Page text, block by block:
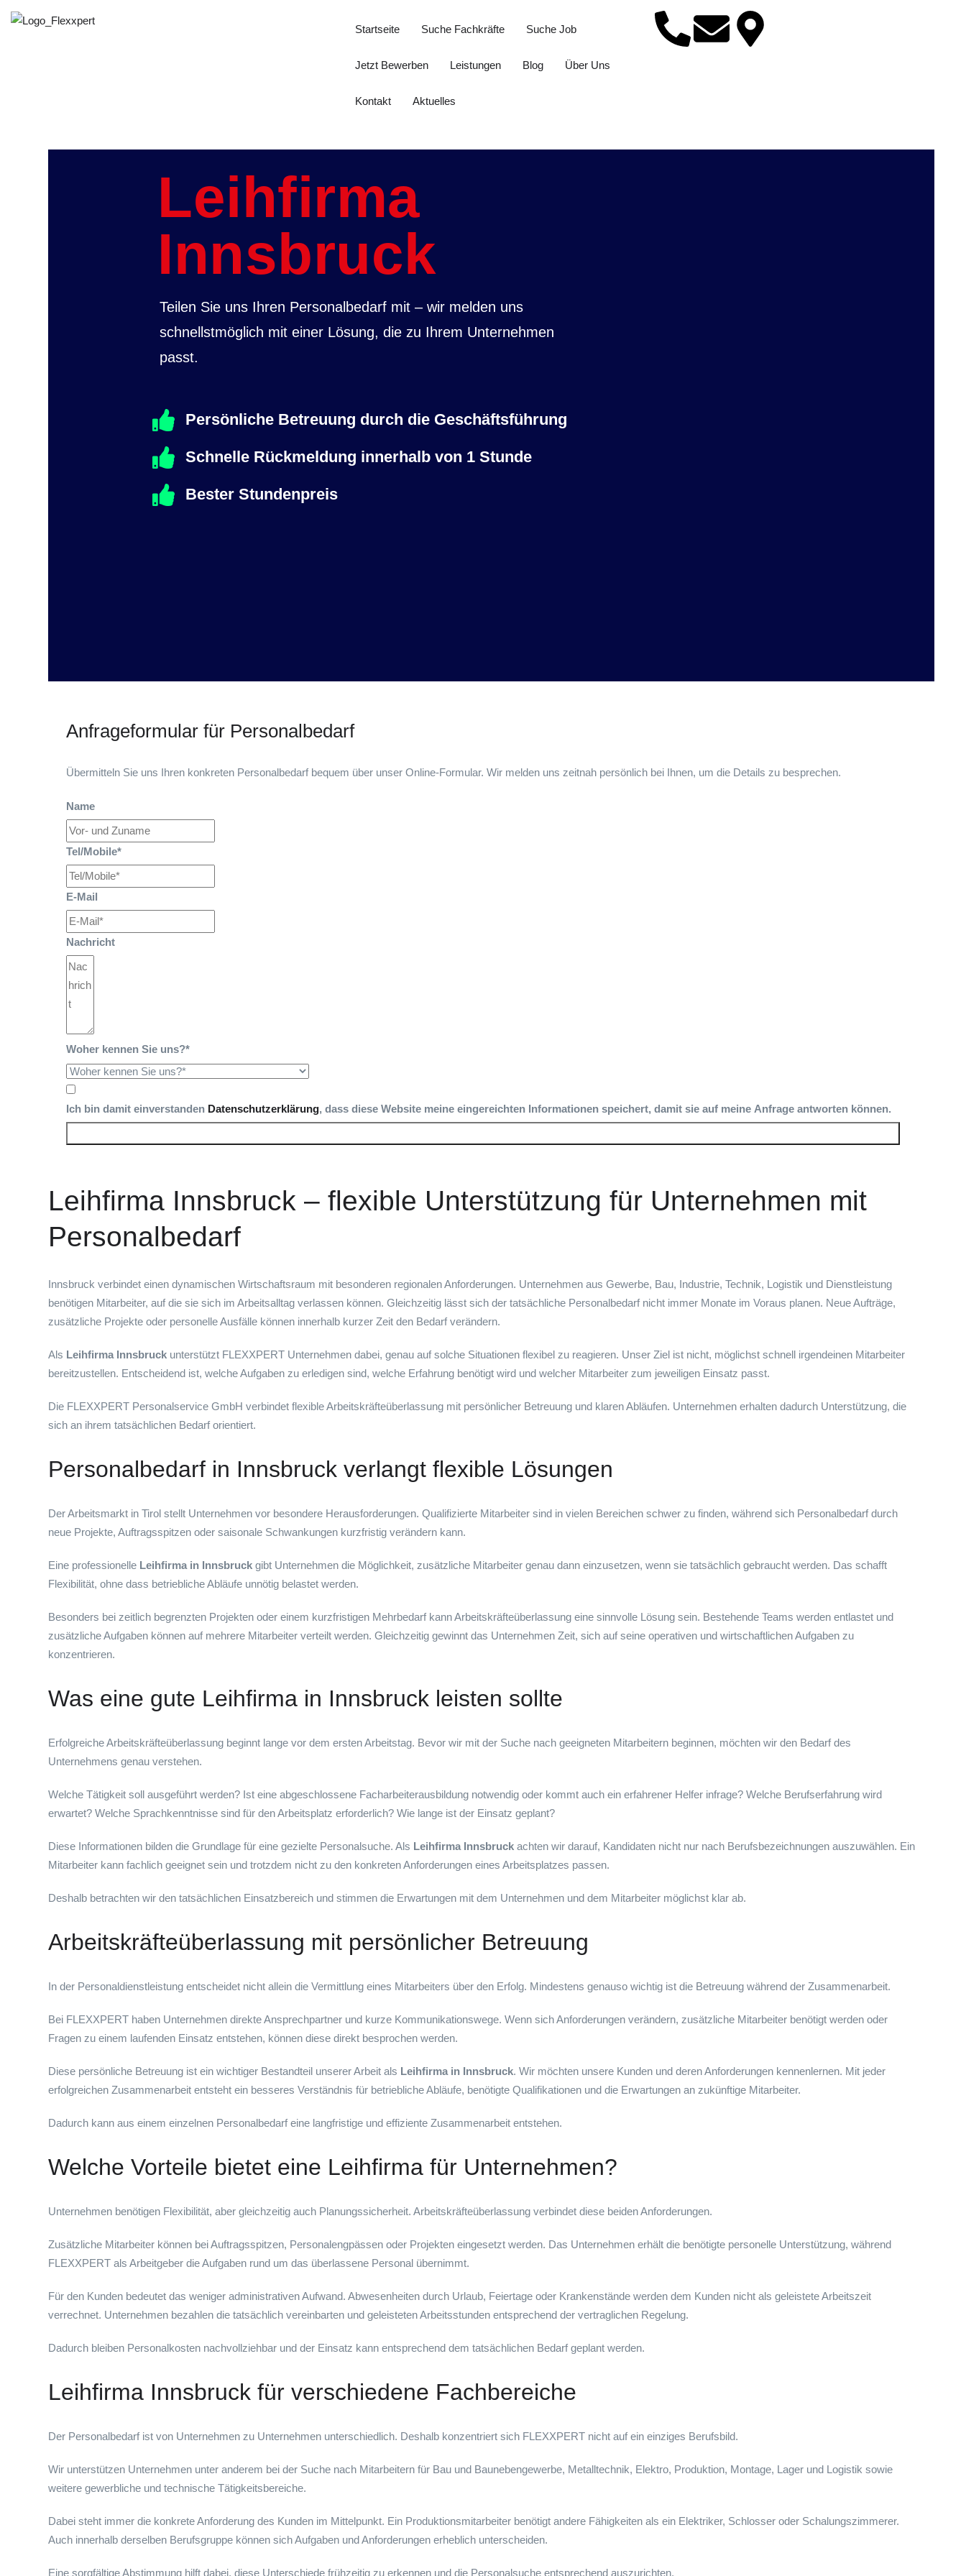
Startseite Suche Fachkräfte Suche Job
Jetzt Bewerben Leistungen Blog Über Uns
Kontakt Aktuelles
Leihfirma
Innsbruck
Teilen Sie uns Ihren Personalbedarf mit – wir melden uns
schnellstmöglich mit einer Lösung, die zu Ihrem Unternehmen
passt.
Persönliche Betreuung durch die Geschäftsführung
Schnelle Rückmeldung innerhalb von 1 Stunde
Bester Stundenpreis
Anfrageformular für Personalbedarf
Übermitteln Sie uns Ihren konkreten Personalbedarf bequem über unser Online-Formular. Wir melden uns zeitnah persönlich bei Ihnen, um die Details zu besprechen.
Name
Tel/Mobile*
E-Mail
Nachricht
Woher kennen Sie uns?*
Ich bin damit einverstanden Datenschutzerklärung, dass diese Website meine eingereichten Informationen speichert, damit sie auf meine Anfrage antworten können.
Leihfirma Innsbruck – flexible Unterstützung für Unternehmen mit
Personalbedarf
Innsbruck verbindet einen dynamischen Wirtschaftsraum mit besonderen regionalen Anforderungen. Unternehmen aus Gewerbe, Bau, Industrie, Technik, Logistik und Dienstleistung
benötigen Mitarbeiter, auf die sie sich im Arbeitsalltag verlassen können. Gleichzeitig lässt sich der tatsächliche Personalbedarf nicht immer Monate im Voraus planen. Neue Aufträge,
zusätzliche Projekte oder personelle Ausfälle können innerhalb kurzer Zeit den Bedarf verändern.
Als Leihfirma Innsbruck unterstützt FLEXXPERT Unternehmen dabei, genau auf solche Situationen flexibel zu reagieren. Unser Ziel ist nicht, möglichst schnell irgendeinen Mitarbeiter
bereitzustellen. Entscheidend ist, welche Aufgaben zu erledigen sind, welche Erfahrung benötigt wird und welcher Mitarbeiter zum jeweiligen Einsatz passt.
Die FLEXXPERT Personalservice GmbH verbindet flexible Arbeitskräfteüberlassung mit persönlicher Betreuung und klaren Abläufen. Unternehmen erhalten dadurch Unterstützung, die
sich an ihrem tatsächlichen Bedarf orientiert.
Personalbedarf in Innsbruck verlangt flexible Lösungen
Der Arbeitsmarkt in Tirol stellt Unternehmen vor besondere Herausforderungen. Qualifizierte Mitarbeiter sind in vielen Bereichen schwer zu finden, während sich Personalbedarf durch
neue Projekte, Auftragsspitzen oder saisonale Schwankungen kurzfristig verändern kann.
Eine professionelle Leihfirma in Innsbruck gibt Unternehmen die Möglichkeit, zusätzliche Mitarbeiter genau dann einzusetzen, wenn sie tatsächlich gebraucht werden. Das schafft
Flexibilität, ohne dass betriebliche Abläufe unnötig belastet werden.
Besonders bei zeitlich begrenzten Projekten oder einem kurzfristigen Mehrbedarf kann Arbeitskräfteüberlassung eine sinnvolle Lösung sein. Bestehende Teams werden entlastet und
zusätzliche Aufgaben können auf mehrere Mitarbeiter verteilt werden. Gleichzeitig gewinnt das Unternehmen Zeit, sich auf seine operativen und wirtschaftlichen Aufgaben zu
konzentrieren.
Was eine gute Leihfirma in Innsbruck leisten sollte
Erfolgreiche Arbeitskräfteüberlassung beginnt lange vor dem ersten Arbeitstag. Bevor wir mit der Suche nach geeigneten Mitarbeitern beginnen, möchten wir den Bedarf des
Unternehmens genau verstehen.
Welche Tätigkeit soll ausgeführt werden? Ist eine abgeschlossene Facharbeiterausbildung notwendig oder kommt auch ein erfahrener Helfer infrage? Welche Berufserfahrung wird
erwartet? Welche Sprachkenntnisse sind für den Arbeitsplatz erforderlich? Wie lange ist der Einsatz geplant?
Diese Informationen bilden die Grundlage für eine gezielte Personalsuche. Als Leihfirma Innsbruck achten wir darauf, Kandidaten nicht nur nach Berufsbezeichnungen auszuwählen. Ein
Mitarbeiter kann fachlich geeignet sein und trotzdem nicht zu den konkreten Anforderungen eines Arbeitsplatzes passen.
Deshalb betrachten wir den tatsächlichen Einsatzbereich und stimmen die Erwartungen mit dem Unternehmen und dem Mitarbeiter möglichst klar ab.
Arbeitskräfteüberlassung mit persönlicher Betreuung
In der Personaldienstleistung entscheidet nicht allein die Vermittlung eines Mitarbeiters über den Erfolg. Mindestens genauso wichtig ist die Betreuung während der Zusammenarbeit.
Bei FLEXXPERT haben Unternehmen direkte Ansprechpartner und kurze Kommunikationswege. Wenn sich Anforderungen verändern, zusätzliche Mitarbeiter benötigt werden oder
Fragen zu einem laufenden Einsatz entstehen, können diese direkt besprochen werden.
Diese persönliche Betreuung ist ein wichtiger Bestandteil unserer Arbeit als Leihfirma in Innsbruck. Wir möchten unsere Kunden und deren Anforderungen kennenlernen. Mit jeder
erfolgreichen Zusammenarbeit entsteht ein besseres Verständnis für betriebliche Abläufe, benötigte Qualifikationen und die Erwartungen an zukünftige Mitarbeiter.
Dadurch kann aus einem einzelnen Personalbedarf eine langfristige und effiziente Zusammenarbeit entstehen.
Welche Vorteile bietet eine Leihfirma für Unternehmen?
Unternehmen benötigen Flexibilität, aber gleichzeitig auch Planungssicherheit. Arbeitskräfteüberlassung verbindet diese beiden Anforderungen.
Zusätzliche Mitarbeiter können bei Auftragsspitzen, Personalengpässen oder Projekten eingesetzt werden. Das Unternehmen erhält die benötigte personelle Unterstützung, während
FLEXXPERT als Arbeitgeber die Aufgaben rund um das überlassene Personal übernimmt.
Für den Kunden bedeutet das weniger administrativen Aufwand. Abwesenheiten durch Urlaub, Feiertage oder Krankenstände werden dem Kunden nicht als geleistete Arbeitszeit
verrechnet. Unternehmen bezahlen die tatsächlich vereinbarten und geleisteten Arbeitsstunden entsprechend der vertraglichen Regelung.
Dadurch bleiben Personalkosten nachvollziehbar und der Einsatz kann entsprechend dem tatsächlichen Bedarf geplant werden.
Leihfirma Innsbruck für verschiedene Fachbereiche
Der Personalbedarf ist von Unternehmen zu Unternehmen unterschiedlich. Deshalb konzentriert sich FLEXXPERT nicht auf ein einziges Berufsbild.
Wir unterstützen Unternehmen unter anderem bei der Suche nach Mitarbeitern für Bau und Baunebengewerbe, Metalltechnik, Elektro, Produktion, Montage, Lager und Logistik sowie
weitere gewerbliche und technische Tätigkeitsbereiche.
Dabei steht immer die konkrete Anforderung des Kunden im Mittelpunkt. Ein Produktionsmitarbeiter benötigt andere Fähigkeiten als ein Elektriker, Schlosser oder Schalungszimmerer.
Auch innerhalb derselben Berufsgruppe können sich Aufgaben und Anforderungen erheblich unterscheiden.
Eine sorgfältige Abstimmung hilft dabei, diese Unterschiede frühzeitig zu erkennen und die Personalsuche entsprechend auszurichten.